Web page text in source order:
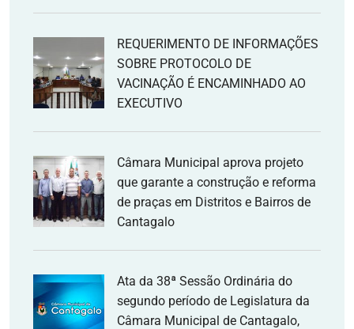
REQUERIMENTO DE INFORMAÇÕES
SOBRE PROTOCOLO DE
VACINAÇÃO É ENCAMINHADO AO
EXECUTIVO
Câmara Municipal aprova projeto
que garante a construção e reforma
de praças em Distritos e Bairros de
Cantagalo
Ata da 38ª Sessão Ordinária do
segundo período de Legislatura da
Câmara Municipal de Cantagalo,